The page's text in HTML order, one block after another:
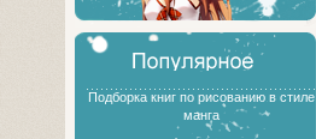
Подборка книг по рисованию в стиле
манга